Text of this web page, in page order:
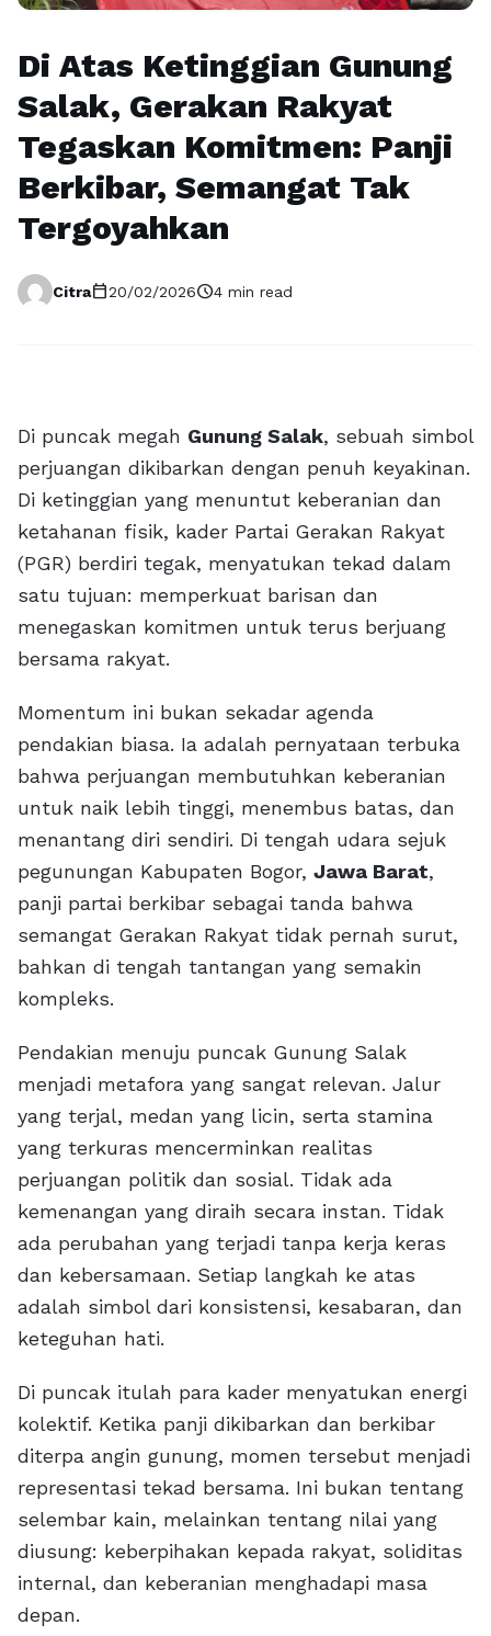
Di Atas Ketinggian Gunung
Salak, Gerakan Rakyat
Tegaskan Komitmen: Panji
Berkibar, Semangat Tak
Tergoyahkan
Citracalendar_today20/02/2026schedule4 min read
Di puncak megah Gunung Salak, sebuah simbol
perjuangan dikibarkan dengan penuh keyakinan.
Di ketinggian yang menuntut keberanian dan
ketahanan fisik, kader Partai Gerakan Rakyat
(PGR) berdiri tegak, menyatukan tekad dalam
satu tujuan: memperkuat barisan dan
menegaskan komitmen untuk terus berjuang
bersama rakyat.
Momentum ini bukan sekadar agenda
pendakian biasa. Ia adalah pernyataan terbuka
bahwa perjuangan membutuhkan keberanian
untuk naik lebih tinggi, menembus batas, dan
menantang diri sendiri. Di tengah udara sejuk
pegunungan Kabupaten Bogor, Jawa Barat,
panji partai berkibar sebagai tanda bahwa
semangat Gerakan Rakyat tidak pernah surut,
bahkan di tengah tantangan yang semakin
kompleks.
Pendakian menuju puncak Gunung Salak
menjadi metafora yang sangat relevan. Jalur
yang terjal, medan yang licin, serta stamina
yang terkuras mencerminkan realitas
perjuangan politik dan sosial. Tidak ada
kemenangan yang diraih secara instan. Tidak
ada perubahan yang terjadi tanpa kerja keras
dan kebersamaan. Setiap langkah ke atas
adalah simbol dari konsistensi, kesabaran, dan
keteguhan hati.
Di puncak itulah para kader menyatukan energi
kolektif. Ketika panji dikibarkan dan berkibar
diterpa angin gunung, momen tersebut menjadi
representasi tekad bersama. Ini bukan tentang
selembar kain, melainkan tentang nilai yang
diusung: keberpihakan kepada rakyat, soliditas
internal, dan keberanian menghadapi masa
depan.